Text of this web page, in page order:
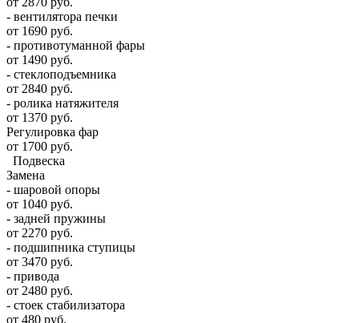
- вентилятора печки
от 1690 руб.
- противотуманной фары
от 1490 руб.
- стеклоподъемника
от 2840 руб.
- ролика натяжителя
от 1370 руб.
Регулировка фар
от 1700 руб.
Подвеска
Замена
- шаровой опоры
от 1040 руб.
- задней пружины
от 2270 руб.
- подшипника ступицы
от 3470 руб.
- привода
от 2480 руб.
- стоек стабилизатора
от 480 руб.